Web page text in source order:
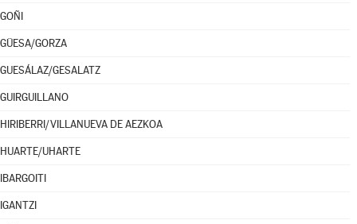
GOÑI
GÜESA/GORZA
GUESÁLAZ/GESALATZ
GUIRGUILLANO
HIRIBERRI/VILLANUEVA DE AEZKOA
HUARTE/UHARTE
IBARGOITI
IGANTZI